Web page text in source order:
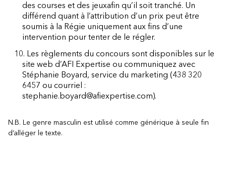
des courses et des jeuxafin qu’il soit tranché. Un
différend quant à l’attribution d’un prix peut être
soumis à la Régie uniquement aux fins d’une
intervention pour tenter de le régler.
10. Les règlements du concours sont disponibles sur le
site web d’AFI Expertise ou communiquez avec
Stéphanie Boyard, service du marketing (438 320
6457 ou courriel :
stephanie.boyard@afiexpertise.com).
N.B. Le genre masculin est utilisé comme générique à seule fin
d’alléger le texte.